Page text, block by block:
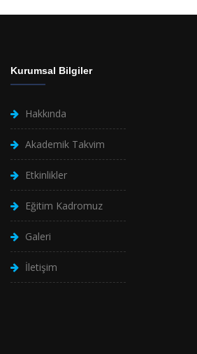
Kurumsal Bilgiler
Hakkında
Akademik Takvim
Etkinlikler
Eğitim Kadromuz
Galeri
İletişim